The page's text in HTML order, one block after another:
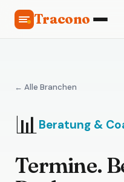
Tracono
← Alle Branchen
📊Beratung &
Termine.